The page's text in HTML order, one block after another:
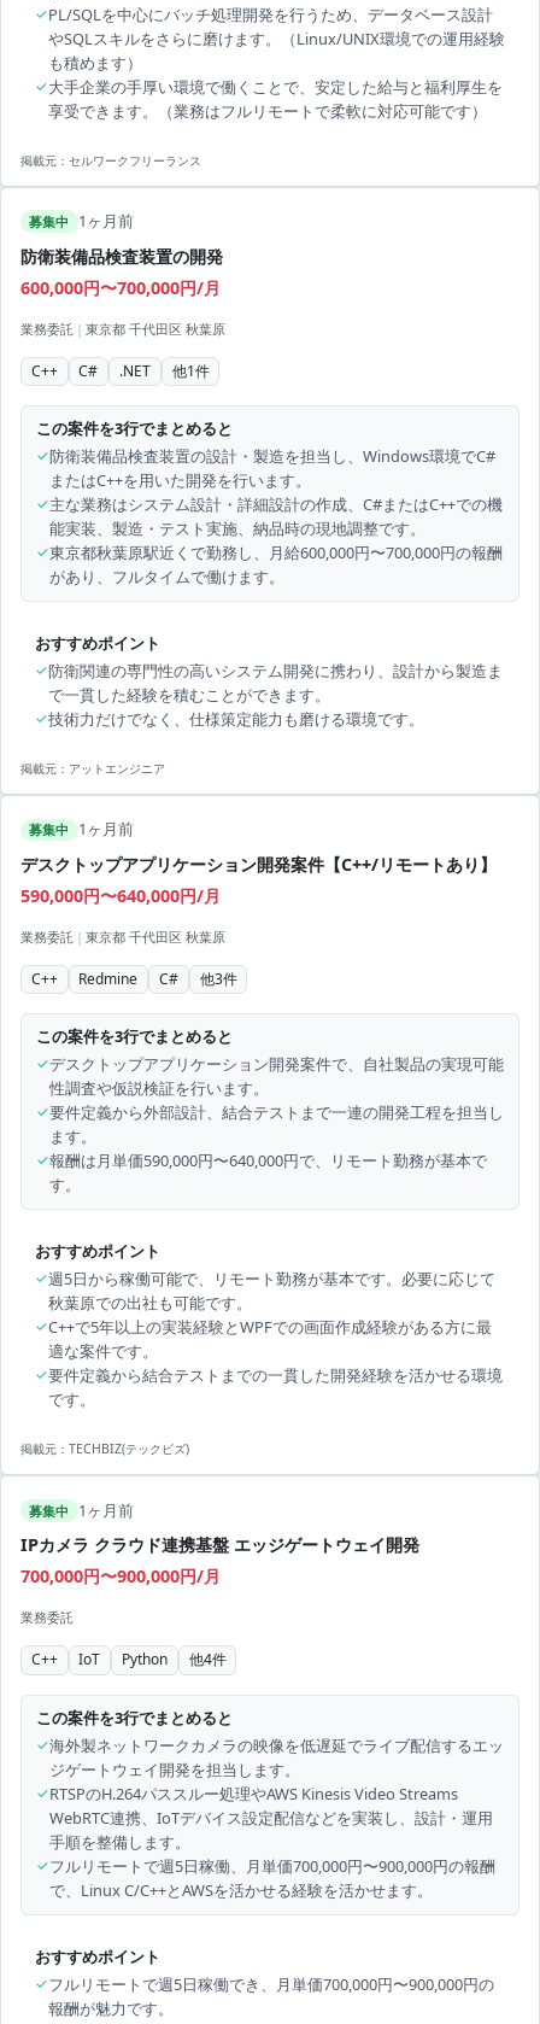
✓PL/SQLを中心にバッチ処理開発を行うため、データベース設計
やSQLスキルをさらに磨けます。（Linux/UNIX環境での運用経験
も積めます）
✓大手企業の手厚い環境で働くことで、安定した給与と福利厚生を
享受できます。（業務はフルリモートで柔軟に対応可能です）
掲載元： セルワークフリーランス
募集中 1ヶ月前
防衛装備品検査装置の開発
600,000円〜700,000円/月
業務委託 | 東京都 千代田区 秋葉原
C++ C# .NET 他1件
この案件を3行でまとめると
✓防衛装備品検査装置の設計・製造を担当し、Windows環境でC#
またはC++を用いた開発を行います。
✓主な業務はシステム設計・詳細設計の作成、C#またはC++での機
能実装、製造・テスト実施、納品時の現地調整です。
✓東京都秋葉原駅近くで勤務し、月給600,000円〜700,000円の報酬
があり、フルタイムで働けます。
おすすめポイント
✓防衛関連の専門性の高いシステム開発に携わり、設計から製造ま
で一貫した経験を積むことができます。
✓技術力だけでなく、仕様策定能力も磨ける環境です。
掲載元： アットエンジニア
募集中 1ヶ月前
デスクトップアプリケーション開発案件【C++/リモートあり】
590,000円〜640,000円/月
業務委託 | 東京都 千代田区 秋葉原
C++ Redmine C# 他3件
この案件を3行でまとめると
✓デスクトップアプリケーション開発案件で、自社製品の実現可能
性調査や仮説検証を行います。
✓要件定義から外部設計、結合テストまで一連の開発工程を担当し
ます。
✓報酬は月単価590,000円〜640,000円で、リモート勤務が基本で
す。
おすすめポイント
✓週5日から稼働可能で、リモート勤務が基本です。必要に応じて
秋葉原での出社も可能です。
✓C++で5年以上の実装経験とWPFでの画面作成経験がある方に最
適な案件です。
✓要件定義から結合テストまでの一貫した開発経験を活かせる環境
です。
掲載元： TECHBIZ(テックビズ)
募集中 1ヶ月前
IPカメラ クラウド連携基盤 エッジゲートウェイ開発
700,000円〜900,000円/月
業務委託
C++ IoT Python 他4件
この案件を3行でまとめると
✓海外製ネットワークカメラの映像を低遅延でライブ配信するエッ
ジゲートウェイ開発を担当します。
✓RTSPのH.264パススルー処理やAWS Kinesis Video Streams
WebRTC連携、IoTデバイス設定配信などを実装し、設計・運用
手順を整備します。
✓フルリモートで週5日稼働、月単価700,000円〜900,000円の報酬
で、Linux C/C++とAWSを活かせる経験を活かせます。
おすすめポイント
✓フルリモートで週5日稼働でき、月単価700,000円〜900,000円の
報酬が魅力です。